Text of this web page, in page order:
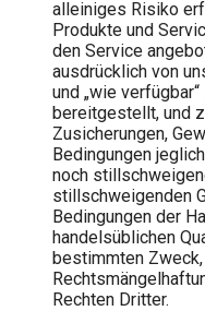
alleiniges Risiko
Produkte und
den Service
ausdrücklich von
und „wie
bereitgestellt, und
Zusicherungen,
Bedingungen
noch
stillschweigenden
Bedingungen der
handelsüblichen
bestimmten
Rechten Dritter.